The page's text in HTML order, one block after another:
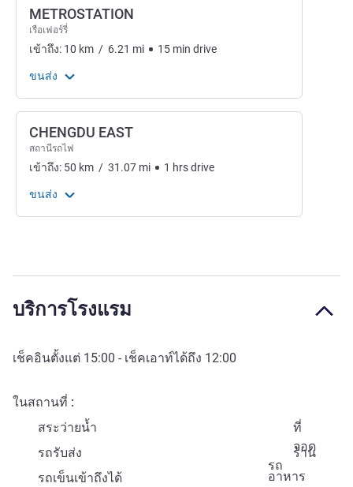
METROSTATION
เรือเฟอร์รี่
เข้าถึง: 10 km / 6.21 mi 15 min drive
ขนส่ง
CHENGDU EAST
สถานีรถไฟ
เข้าถึง: 50 km / 31.07 mi 1 hrsdrive
ขนส่ง
บริการโรงแรม
เช็คอินตั้งแต่ 15:00 - เช็คเอาท์ได้ถึง 12:00
ในสถานที่
สระว่ายน้ำ
ที่
จอด
รถ
รถรับส่ง
ร้าน
อาหาร
รถเข็นเข้าถึงได้